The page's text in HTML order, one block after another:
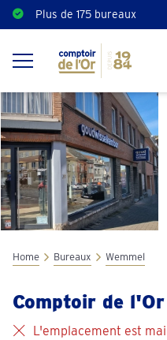
Plus de 175 bureaux
Estimation gratuite
Home Bureaux Wemmel
Comptoir de l'Or
L'emplacement est